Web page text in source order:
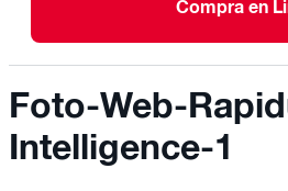
Compra en
Foto-Web-
Intelligence-1